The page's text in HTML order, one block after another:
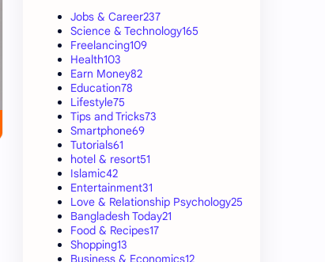
Jobs & Career237
Science & Technology165
Freelancing109
Health103
Earn Money82
Education78
Lifestyle75
Tips and Tricks73
Smartphone69
Tutorials61
hotel & resort51
Islamic42
Entertainment31
Love & Relationship Psychology25
Bangladesh Today21
Food & Recipes17
Shopping13
Business & Economics12